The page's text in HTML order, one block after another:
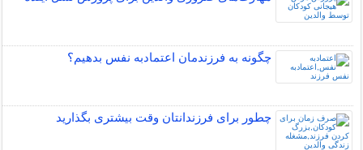
چگونه به فرزندمان اعتمادبه نفس بدهیم؟
چطور برای فرزندانتان وقت بیشتری بگذارید